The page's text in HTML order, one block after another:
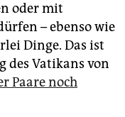
oder mit
– ebenso wie
Dinge. Das ist
des Vatikans von
Paare noch